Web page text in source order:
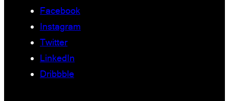
Facebook
Instagram
Twitter
LinkedIn
Dribbble